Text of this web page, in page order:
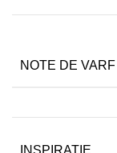
NOTE DE VARF